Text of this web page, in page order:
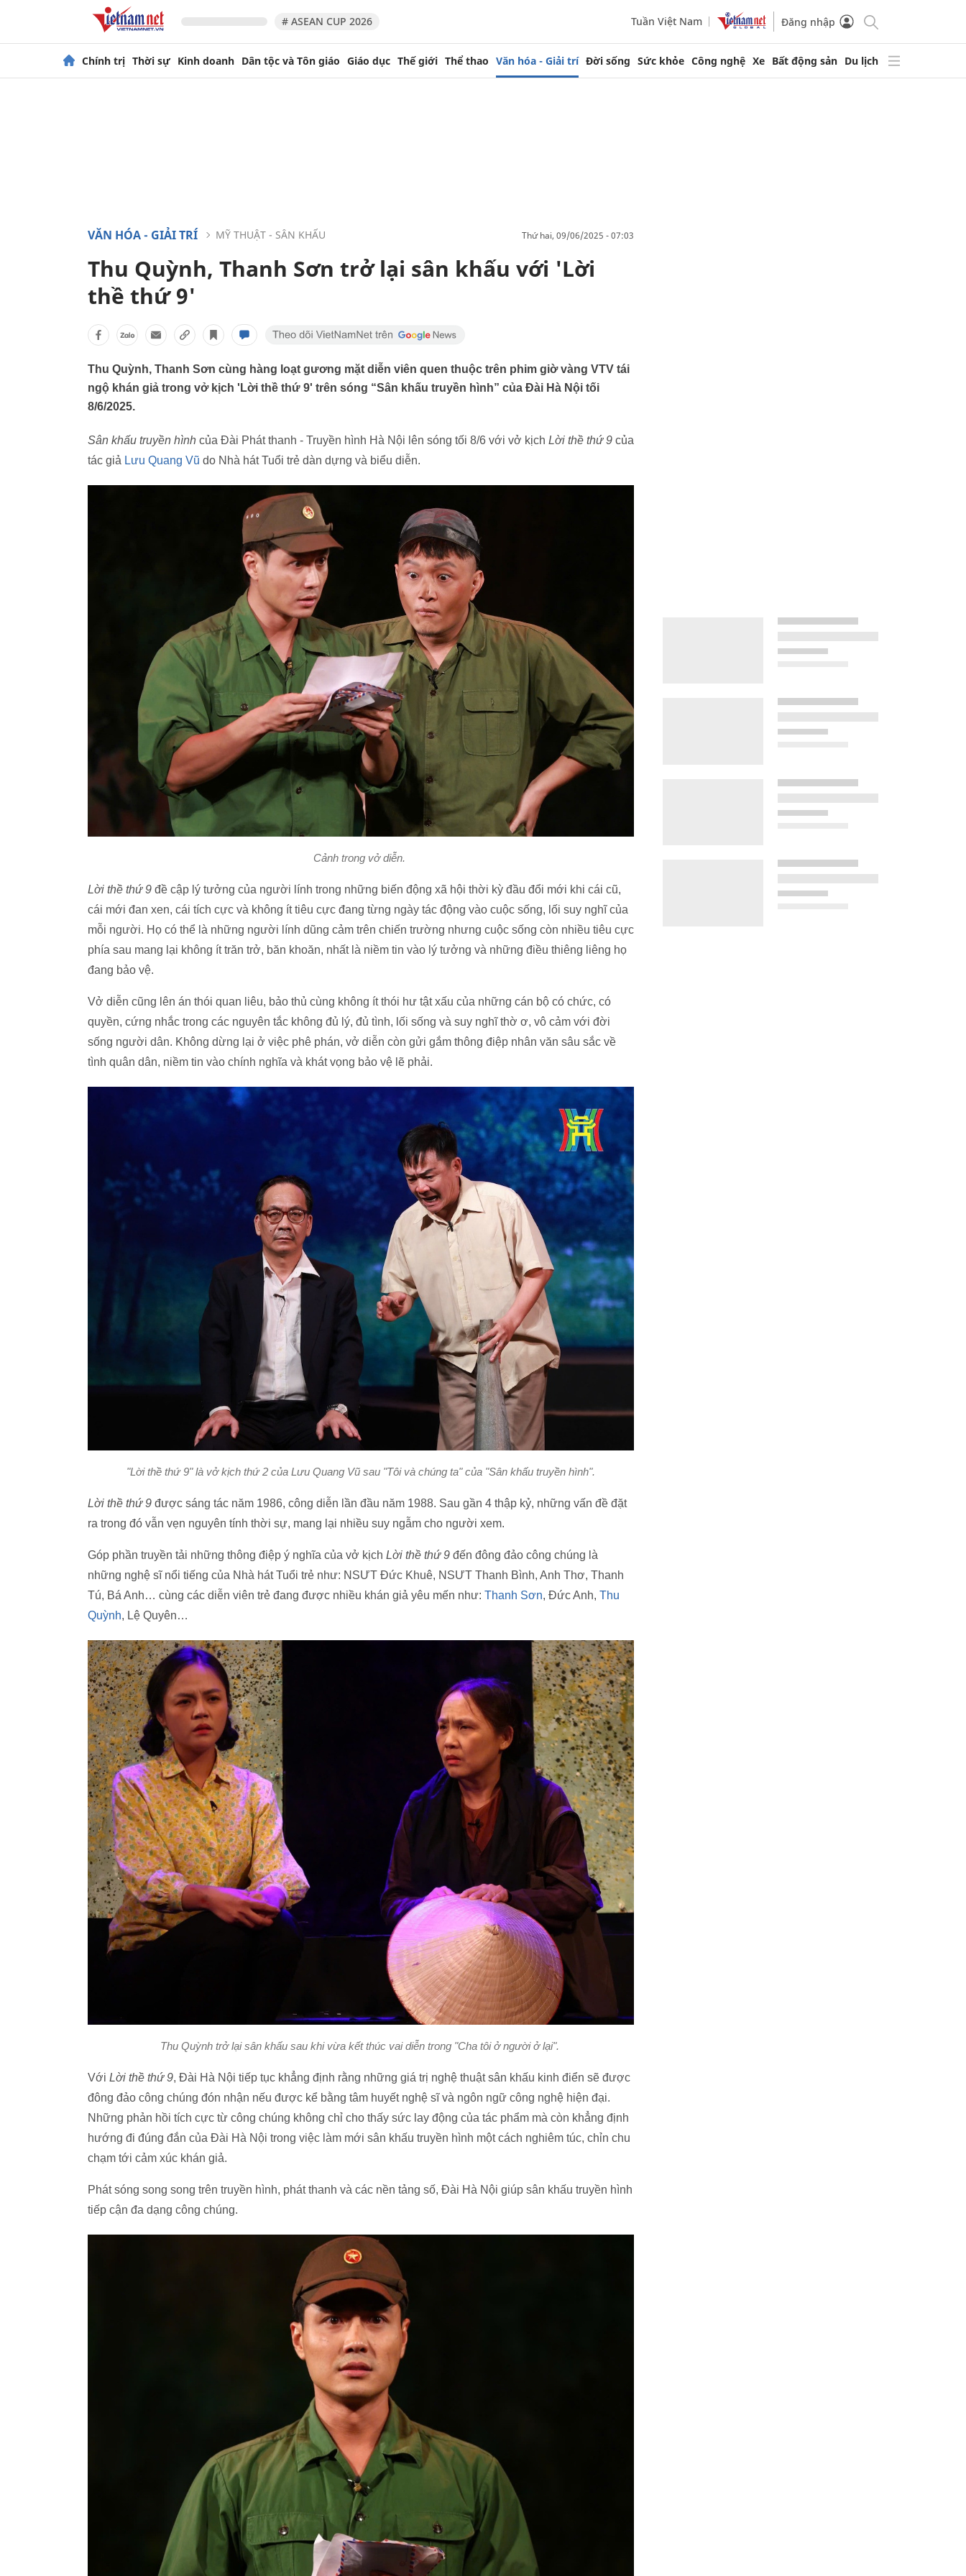
# ASEAN CUP 2026 Tuần Việt Nam Đăng nhập
Chính trị Thời sự Kinh doanh Dân tộc và Tôn giáo Giáo dục Thế giới Thể thao Văn hóa - Giải trí Đời sống Sức khỏe Công nghệ Xe Bất động sản Du lịch
VĂN HÓA - GIẢI TRÍ MỸ THUẬT - SÂN KHẤU thứ hai, 09/06/2025 - 07:03
Thu Quỳnh, Thanh Sơn trở lại sân khấu với 'Lời
thề thứ 9'
Thu Quỳnh, Thanh Sơn cùng hàng loạt gương mặt diễn viên quen thuộc trên phim giờ vàng VTV tái
ngộ khán giả trong vở kịch 'Lời thề thứ 9' trên sóng “Sân khấu truyền hình” của Đài Hà Nội tối
8/6/2025.
Sân khấu truyền hình của Đài Phát thanh - Truyền hình Hà Nội lên sóng tối 8/6 với vở kịch Lời thề thứ 9 của
tác giả Lưu Quang Vũ do Nhà hát Tuổi trẻ dàn dựng và biểu diễn.
Cảnh trong vở diễn.
Lời thề thứ 9 đề cập lý tưởng của người lính trong những biến động xã hội thời kỳ đầu đổi mới khi cái cũ,
cái mới đan xen, cái tích cực và không ít tiêu cực đang từng ngày tác động vào cuộc sống, lối suy nghĩ của
mỗi người. Họ có thể là những người lính dũng cảm trên chiến trường nhưng cuộc sống còn nhiều tiêu cực
phía sau mang lại không ít trăn trở, băn khoăn, nhất là niềm tin vào lý tưởng và những điều thiêng liêng họ
đang bảo vệ.
Vở diễn cũng lên án thói quan liêu, bảo thủ cùng không ít thói hư tật xấu của những cán bộ có chức, có
quyền, cứng nhắc trong các nguyên tắc không đủ lý, đủ tình, lối sống và suy nghĩ thờ ơ, vô cảm với đời
sống người dân. Không dừng lại ở việc phê phán, vở diễn còn gửi gắm thông điệp nhân văn sâu sắc về
tình quân dân, niềm tin vào chính nghĩa và khát vọng bảo vệ lẽ phải.
"Lời thề thứ 9" là vở kịch thứ 2 của Lưu Quang Vũ sau "Tôi và chúng ta" của "Sân khấu truyền hình".
Lời thề thứ 9 được sáng tác năm 1986, công diễn lần đầu năm 1988. Sau gần 4 thập kỷ, những vấn đề đặt
ra trong đó vẫn vẹn nguyên tính thời sự, mang lại nhiều suy ngẫm cho người xem.
Góp phần truyền tải những thông điệp ý nghĩa của vở kịch Lời thề thứ 9 đến đông đảo công chúng là
những nghệ sĩ nổi tiếng của Nhà hát Tuổi trẻ như: NSƯT Đức Khuê, NSƯT Thanh Bình, Anh Thơ, Thanh
Tú, Bá Anh… cùng các diễn viên trẻ đang được nhiều khán giả yêu mến như: Thanh Sơn, Đức Anh, Thu
Quỳnh, Lệ Quyên…
Thu Quỳnh trở lại sân khấu sau khi vừa kết thúc vai diễn trong "Cha tôi ở người ở lại".
Với Lời thề thứ 9, Đài Hà Nội tiếp tục khẳng định rằng những giá trị nghệ thuật sân khấu kinh điển sẽ được
đông đảo công chúng đón nhận nếu được kể bằng tâm huyết nghệ sĩ và ngôn ngữ công nghệ hiện đại.
Những phản hồi tích cực từ công chúng không chỉ cho thấy sức lay động của tác phẩm mà còn khẳng định
hướng đi đúng đắn của Đài Hà Nội trong việc làm mới sân khấu truyền hình một cách nghiêm túc, chỉn chu
chạm tới cảm xúc khán giả.
Phát sóng song song trên truyền hình, phát thanh và các nền tảng số, Đài Hà Nội giúp sân khấu truyền hình
tiếp cận đa dạng công chúng.